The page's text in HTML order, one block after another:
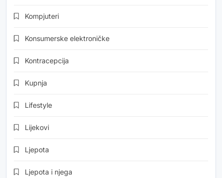
Kompjuteri
Konsumerske elektroničke
Kontracepcija
Kupnja
Lifestyle
Lijekovi
Ljepota
Ljepota i njega